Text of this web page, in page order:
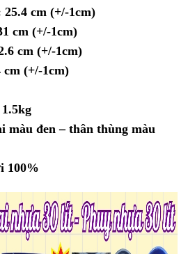
cm (+/-1cm)
cm (+/-1cm)
cm (+/-1cm)
cm (+/-1cm)
màu đen – thân thùng màu
100%